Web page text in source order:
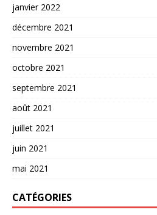
janvier 2022
décembre 2021
novembre 2021
octobre 2021
septembre 2021
août 2021
juillet 2021
juin 2021
mai 2021
CATÉGORIES